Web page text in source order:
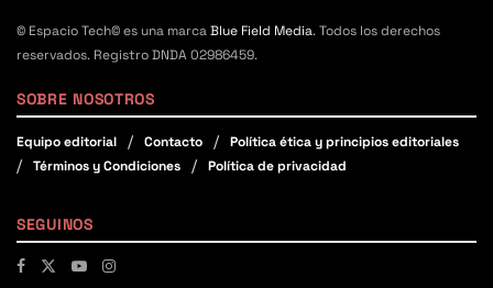
© Espacio Tech© es una marcaBlue Field Media. Todos los derechos
reservados. Registro DNDA 02986459.
SOBRE NOSOTROS
Equipo editorial Contacto
Política ética y principios editoriales
Términos y Condiciones
Política de privacidad
SEGUINOS